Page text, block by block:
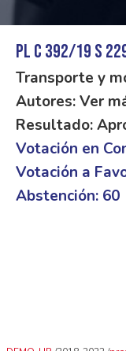
PL C 392/19 S
Transporte y
Autores: Ver
Resultado:
Votación en
Votación a
Abstención: 60